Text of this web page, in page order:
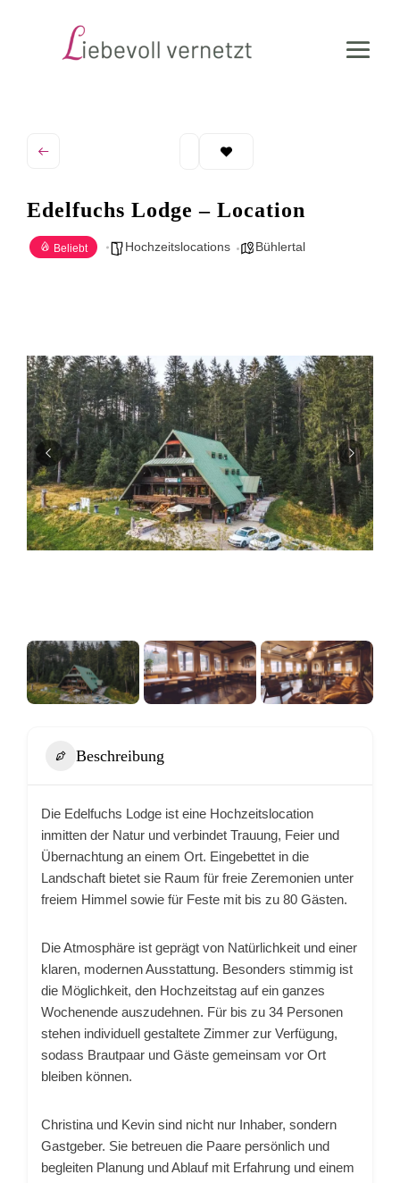
Edelfuchs Lodge – Location
Beliebt Hochzeitslocations Bühlertal
Beschreibung
Die Edelfuchs Lodge ist eine Hochzeitslocation
inmitten der Natur und verbindet Trauung, Feier und
Übernachtung an einem Ort. Eingebettet in die
Landschaft bietet sie Raum für freie Zeremonien unter
freiem Himmel sowie für Feste mit bis zu 80 Gästen.
Die Atmosphäre ist geprägt von Natürlichkeit und einer
klaren, modernen Ausstattung. Besonders stimmig ist
die Möglichkeit, den Hochzeitstag auf ein ganzes
Wochenende auszudehnen. Für bis zu 34 Personen
stehen individuell gestaltete Zimmer zur Verfügung,
sodass Brautpaar und Gäste gemeinsam vor Ort
bleiben können.
Christina und Kevin sind nicht nur Inhaber, sondern
Gastgeber. Sie betreuen die Paare persönlich und
begleiten Planung und Ablauf mit Erfahrung und einem